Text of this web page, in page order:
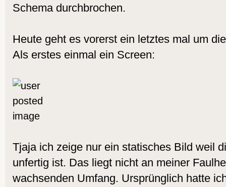
Schema durchbrochen.
Heute geht es vorerst ein letztes mal um
Als erstes einmal ein Screen:
Tjaja ich zeige nur ein statisches Bild weil
unfertig ist. Das liegt nicht an meiner
wachsenden Umfang. Ursprünglich hatte